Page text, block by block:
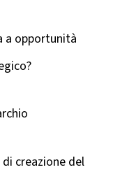
a opportunità
creazione del